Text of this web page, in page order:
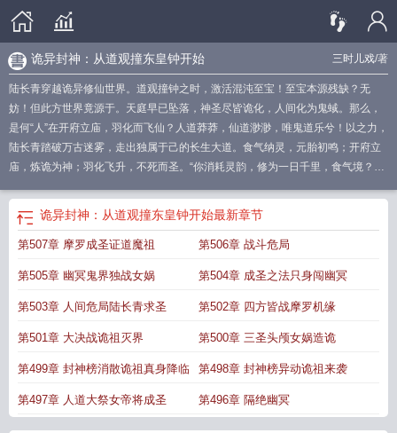
三时儿戏/著
诡异封神：从道观撞东皇钟开始
陆长青穿越诡异修仙世界。道观撞钟之时，激活混沌至宝！至宝本源残缺？无
妨！但此方世界竟源于。天庭早已坠落，神圣尽皆诡化，人间化为鬼蜮。那么，
是何“人”在开府立庙，羽化而飞仙？人道莽莽，仙道渺渺，唯鬼道乐兮！以之力，
陆长青踏破万古迷雾，走出独属于己的长生大道。食气纳灵，元胎初鸣；开府立
庙，炼诡为神；羽化飞升，不死而圣。“你消耗灵韵，修为一日千里，食气境？弹
诡异封神从道观撞东皇钟开始纵横
诡异封神从道观撞东皇钟开始作者三时儿
戏
诡异封神：从道观撞东皇钟开始最新章节
第507章 摩罗成圣证道魔祖 第506章 战斗危局
第505章 幽冥鬼界独战女娲 第504章 成圣之法只身闯幽冥
第503章 人间危局陆长青求圣 第502章 四方皆战摩罗机缘
第501章 大决战诡祖灭界 第500章 三圣头颅女娲造诡
第499章 封神榜消散诡祖真身降临 第498章 封神榜异动诡祖来袭
第497章 人道大祭女帝将成圣 第496章 隔绝幽冥